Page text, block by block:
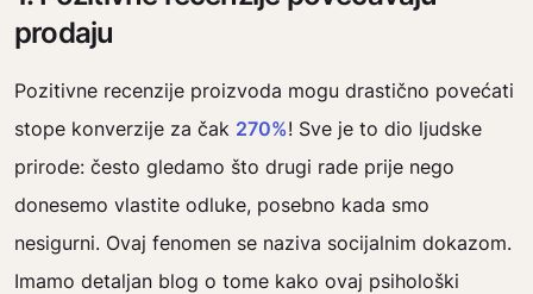
prodaju
Pozitivne recenzije proizvoda mogu drastično povećati
stope konverzije za čak 270%! Sve je to dio ljudske
prirode: često gledamo što drugi rade prije nego
donesemo vlastite odluke, posebno kada smo
nesigurni. Ovaj fenomen se naziva socijalnim dokazom.
Imamo detaljan blog o tome kako ovaj psihološki